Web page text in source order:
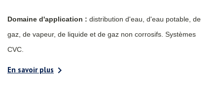
Domaine d'application : distribution d'eau, d'eau potable, de
gaz, de vapeur, de liquide et de gaz non corrosifs. Systèmes
CVC.
En savoir plus 